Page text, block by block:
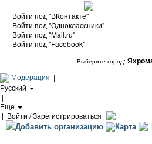
Войти под "ВКонтакте"
Войти под "Одноклассники"
Войти под "Mail.ru"
Войти под "Facebook"
Выберите город:
Модерация |
Русский
|
Еще
| Войти / Зарегистрироваться
Добавить организацию Карта